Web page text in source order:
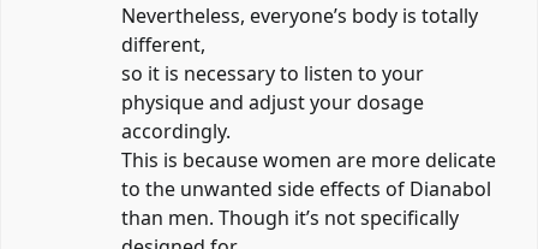
Nevertheless, everyone’s body is totally
different,
so it is necessary to listen to your
physique and adjust your dosage
accordingly.
This is because women are more delicate
to the unwanted side effects of Dianabol
than men. Though it’s not specifically